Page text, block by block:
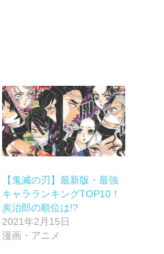
【鬼滅の刃】最新版・最強
キャラランキングTOP10！
炭治郎の順位は!?
2021年2月15日
漫画・アニメ